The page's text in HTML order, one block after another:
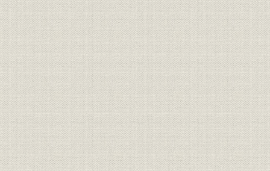
財務・業績
三井鉱山合資会社 明治廿五年下
季営業報告
明治二六
組織 明治二四年 三越呉服店改革書類 明治二四年
組織 三越呉服店改正手続 明治廿五
経営 三越呉服店宛 大元方ヨリ達書 明治二六
組織
三井各商店ヲ合名会社ノ組織ニ
スル事
明治二六